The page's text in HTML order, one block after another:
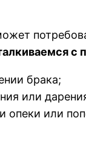
брака;
или
или